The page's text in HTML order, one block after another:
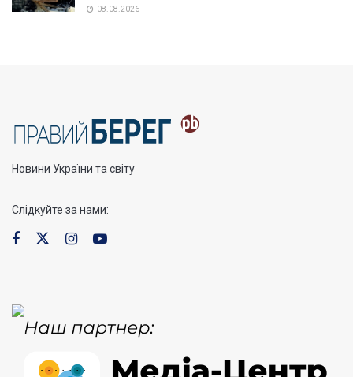
08.08.2026
Новини України та світу
Слідкуйте за нами: